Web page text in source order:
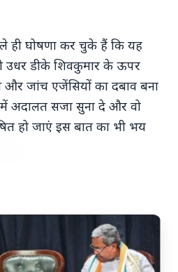
ऑर्डर डिलीवर करते हुए
मारकर हत्या, परिवार का
ही घोषणा कर चुके हैं कि यह
उधर डीके शिवकुमार के ऊपर
और जांच एजेंसियों का दबाव बना
सजा सुना दे और वो
हो जाएं इस बात का भी भय